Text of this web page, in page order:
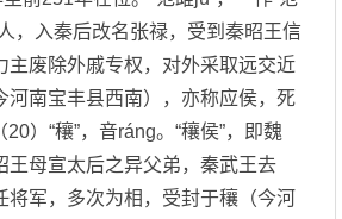
，入秦后改名张禄，受到秦昭王信
主废除外戚专权，对外采取远交近
河南宝丰县西南），亦称应侯，死
）“穰”，音ráng。“穰侯”，即魏
王母宣太后之异父弟，秦武王去
将军，多次为相，受封于穰（今河